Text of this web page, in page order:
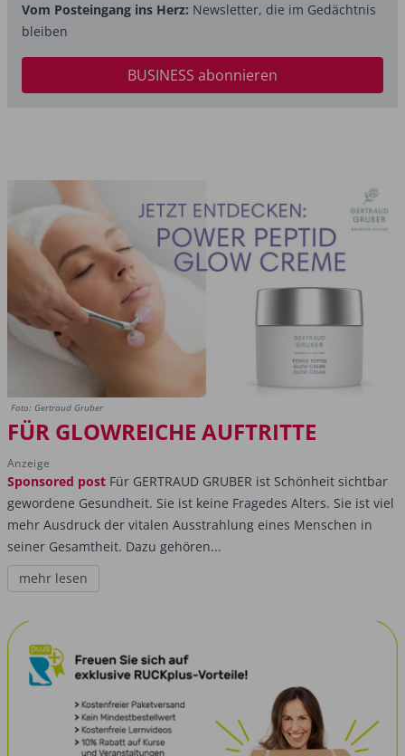
Vom Posteingang ins Herz: Newsletter, die im Gedächtnis
bleiben
BUSINESS abonnieren
Foto: Gertraud Gruber
FÜR GLOWREICHE AUFTRITTE
Anzeige
Sponsored post Für GERTRAUD GRUBER ist Schönheit sichtbar
gewordene Gesundheit. Sie ist keine Fragedes Alters. Sie ist viel
mehr Ausdruck der vitalen Ausstrahlung eines Menschen in
seiner Gesamtheit. Dazu gehören...
mehr lesen